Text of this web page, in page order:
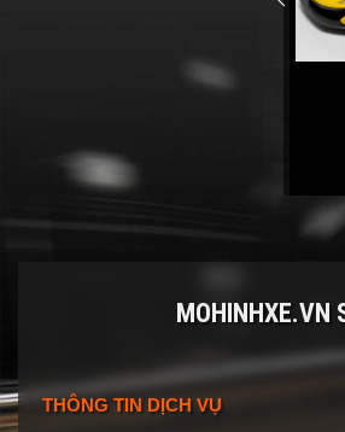
Porsche 918 Spyder 1:24 Welly
MOHINHXE.VN
THÔNG TIN DỊCH VỤ